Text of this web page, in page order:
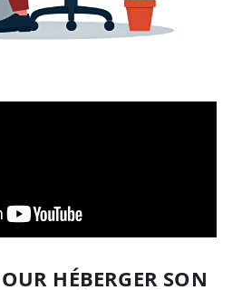
HÉBERGER SON